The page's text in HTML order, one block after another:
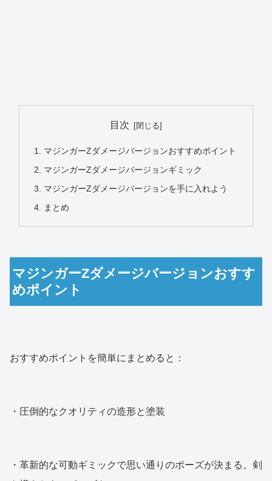
目次
マジンガーZダメージバージョンおすすめポイント
マジンガーZダメージバージョンギミック
マジンガーZダメージバージョンを手に入れよう
まとめ
マジンガーZダメージバージョンおすす
めポイント
おすすめポイントを簡単にまとめると：
・圧倒的なクオリティの造形と塗装
・革新的な可動ギミックで思い通りのポーズが決まる。剣